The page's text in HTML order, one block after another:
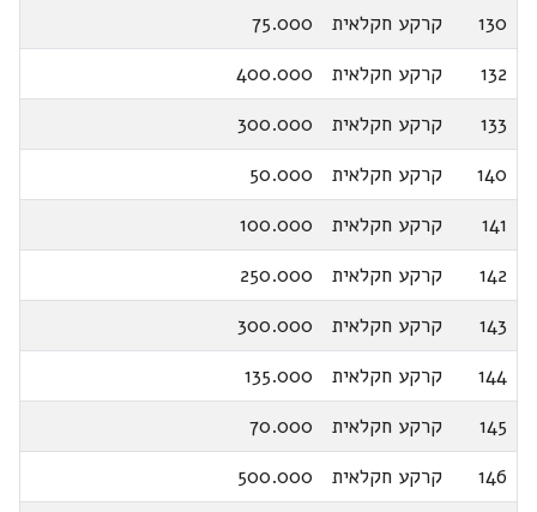
130 קרקע חקלאית
75.000
132
קרקע חקלאית
400.000
133
קרקע חקלאית
300.000
140
קרקע חקלאית
50.000
141
קרקע חקלאית
100.000
142
קרקע חקלאית
250.000
143
קרקע חקלאית
300.000
144
קרקע חקלאית
135.000
145
קרקע חקלאית
70.000
146
קרקע חקלאית
500.000